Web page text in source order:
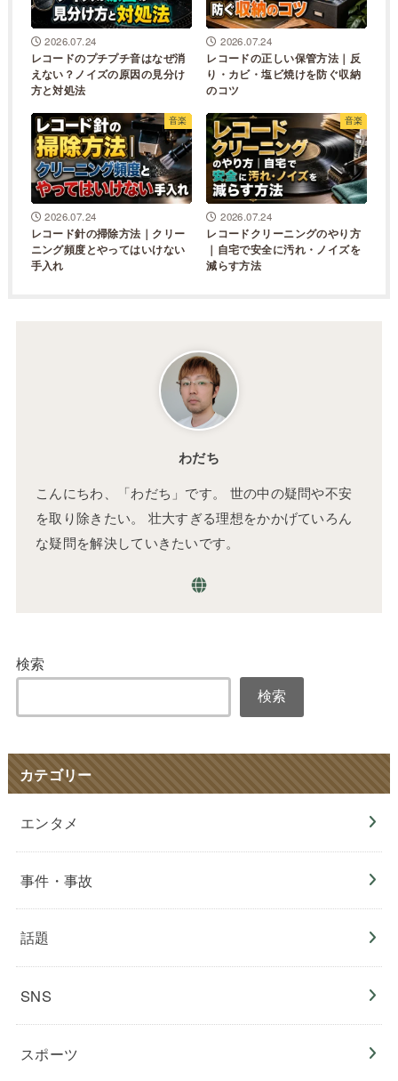
2026.07.24
レコードのプチプチ音はなぜ消
えない？ノイズの原因の見分け
方と対処法
2026.07.24
レコードの正しい保管方法｜反
り・カビ・塩ビ焼けを防ぐ収納
のコツ
音楽
2026.07.24
レコード針の掃除方法｜クリー
ニング頻度とやってはいけない
手入れ
音楽
2026.07.24
レコードクリーニングのやり方
｜自宅で安全に汚れ・ノイズを
減らす方法
わだち
こんにちわ、「わだち」です。 世の中の疑問や不安
を取り除きたい。 壮大すぎる理想をかかげていろん
な疑問を解決していきたいです。
検索
検索
カテゴリー
エンタメ
事件・事故
話題
SNS
スポーツ